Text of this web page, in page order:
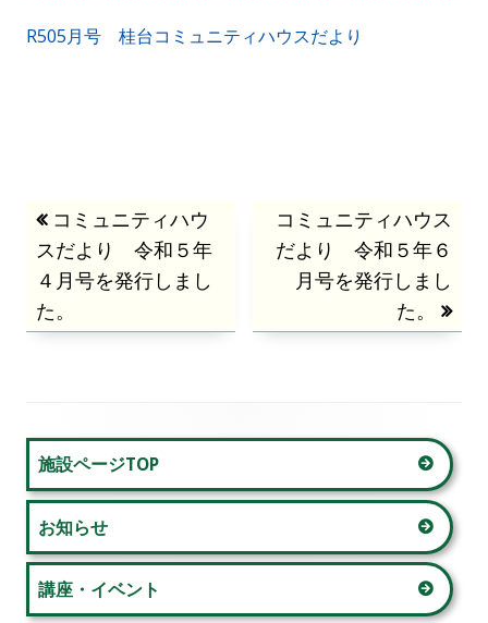
R505月号 桂台コミュニティハウスだより
投
稿
ナ
ー
シ
ョ
ン
前
の
記
事:
コミュニティハウ
スだより 令和５年
４月号を発行しまし
た。
次
の
コミュニティハウス
だより 令和５年６
月号を発行しまし
た。
メ
イ
ン
サ
施設ページTOP
お知らせ
講座・イベント